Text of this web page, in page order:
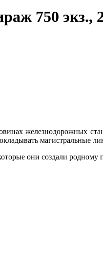
750 экз.,
железнодорожных
магистральные
они создали родному